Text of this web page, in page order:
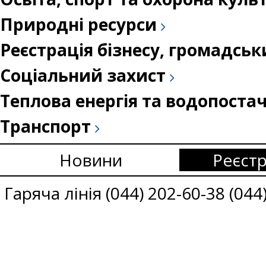
Природні ресурси
Реєстрація бізнесу,
Соціальний захист
Теплова енергія та
Транспорт
Новини
Гаряча лінія (044) 202-60-38